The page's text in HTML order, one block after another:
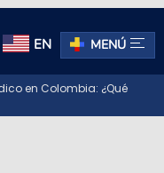
EN MENÚ
en Colombia: ¿Qué